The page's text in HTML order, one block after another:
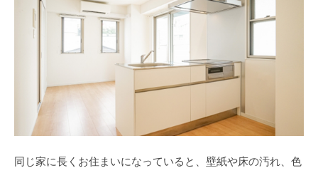
同じ家に長くお住まいになっていると、壁紙や床の汚れ、色